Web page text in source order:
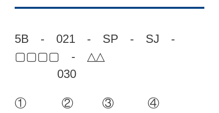
5B - 021 - SP - SJ -
▢▢▢▢ - △△
030
① ② ③ ④